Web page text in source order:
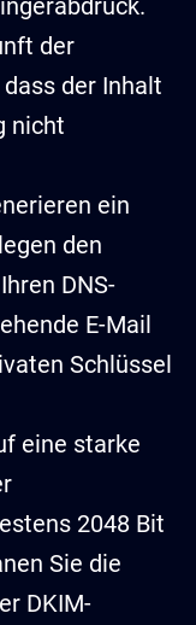
der
der Inhalt
nicht
ein
den
DNS-
E-Mail
Schlüssel
eine starke
2048 Bit
Sie die
DKIM-